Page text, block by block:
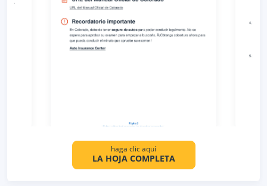
haga clic aquí
LA HOJA COMPLETA